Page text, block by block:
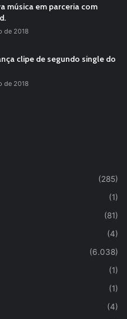
música em parceria com
de 2018
clipe de segundo single do
de 2018
(285)
(1)
(81)
(4)
(6.038)
(1)
(1)
(4)